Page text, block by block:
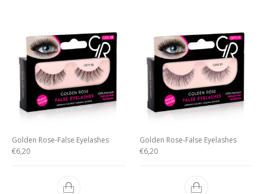
Golden Rose-False Eyelashes
€6,20
Golden Rose-False Eyelashes
€6,20